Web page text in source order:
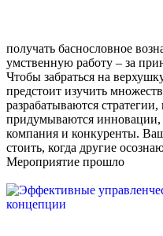
получать баснословное
умственную работу – за
Чтобы забраться на
предстоит изучить
разрабатываются
придумываются инновации,
компания и конкуренты.
стоить, когда другие
Мероприятие прошло